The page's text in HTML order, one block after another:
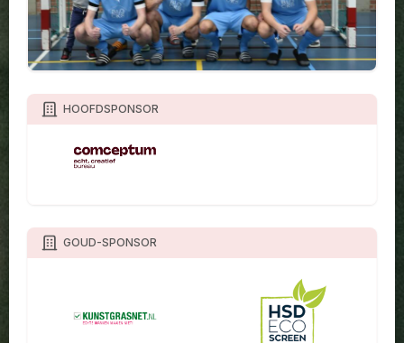
HOOFDSPONSOR
GOUD-SPONSOR